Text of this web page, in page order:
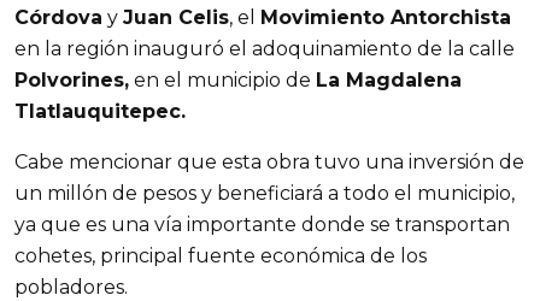
Córdova y Juan Celis, el
Movimiento Antorchista
en la región inauguró el adoquinamiento de la calle
Polvorines, en el municipio de La Magdalena
Tlatlauquitepec.
Cabe mencionar que esta obra tuvo una inversión de
un millón de pesos y beneficiará a todo el municipio,
ya que es una vía importante donde se transportan
cohetes, principal fuente económica de los
pobladores.